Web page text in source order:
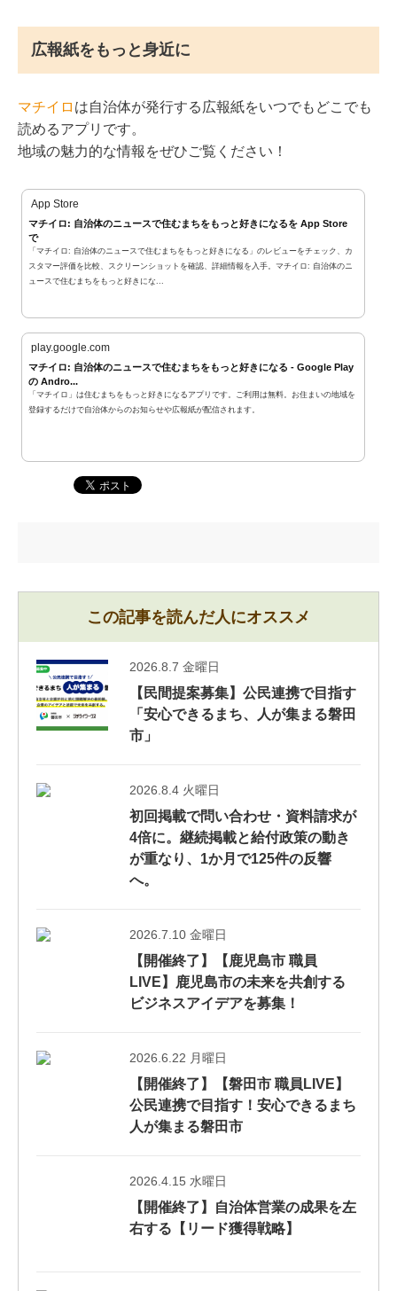
広報紙をもっと身近に
マチイロ は自治体が発行する広報紙をいつでもどこでも
読めるアプリです。
地域の魅力的な情報をぜひご覧ください！
App Store
マチイロ: 自治体のニュースで住むまちをもっと好きになるを App Store
で
「マチイロ: 自治体のニュースで住むまちをもっと好きになる」のレビューをチェック、カ
スタマー評価を比較、スクリーンショットを確認、詳細情報を入手。マチイロ: 自治体のニ
ュースで住むまちをもっと好きにな...
play.google.com
マチイロ: 自治体のニュースで住むまちをもっと好きになる - Google Play
の Andro...
「マチイロ」は住むまちをもっと好きになるアプリです。ご利用は無料。お住まいの地域を
登録するだけで自治体からのお知らせや広報紙が配信されます。
この記事を読んだ人にオススメ
2026.8.7 金曜日
【民間提案募集】公民連携で目指す
「安心できるまち、人が集まる磐田
市」
2026.8.4 火曜日
初回掲載で問い合わせ・資料請求が
4倍に。継続掲載と給付政策の動き
が重なり、1か月で125件の反響
へ。
2026.7.10 金曜日
【開催終了】【鹿児島市 職員
LIVE】鹿児島市の未来を共創する
ビジネスアイデアを募集！
2026.6.22 月曜日
【開催終了】【磐田市 職員LIVE】
公民連携で目指す！安心できるまち
人が集まる磐田市
2026.4.15 水曜日
【開催終了】自治体営業の成果を左
右する【リード獲得戦略】